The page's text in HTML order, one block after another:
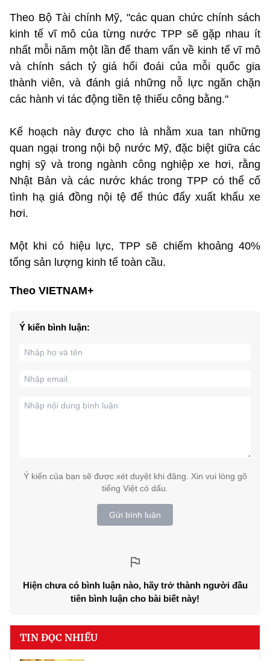
Theo Bộ Tài chính Mỹ, "các quan chức chính sách
kinh tế vĩ mô của từng nước TPP sẽ gặp nhau ít
nhất mỗi năm một lần để tham vấn về kinh tế vĩ mô
và chính sách tỷ giá hối đoái của mỗi quốc gia
thành viên, và đánh giá những nỗ lực ngăn chặn
các hành vi tác động tiền tệ thiếu công bằng."
Kế hoạch này được cho là nhằm xua tan những
quan ngại trong nội bộ nước Mỹ, đặc biệt giữa các
nghị sỹ và trong ngành công nghiệp xe hơi, rằng
Nhật Bản và các nước khác trong TPP có thể cố
tình hạ giá đồng nội tệ để thúc đẩy xuất khẩu xe
hơi.
Một khi có hiệu lực, TPP sẽ chiếm khoảng 40%
tổng sản lượng kinh tế toàn cầu.
Theo VIETNAM+
Ý kiến bình luận:
Ý kiến của bạn sẽ được xét duyệt khi đăng. Xin vui lòng gõ
tiếng Việt có dấu.
Gửi bình luận
Hiện chưa có bình luận nào, hãy trở thành người đầu
tiên bình luận cho bài biết này!
TIN ĐỌC NHIỀU